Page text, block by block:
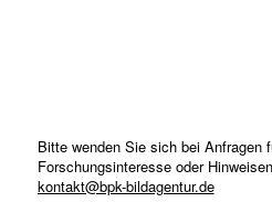
Bitte wenden Sie sich bei Anfragen
Forschungsinteresse oder
kontakt@bpk-bildagentur.de